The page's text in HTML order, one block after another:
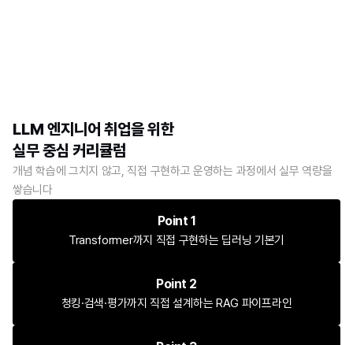
LLM 엔지니어 취업을 위한
실무 중심 커리큘럼
개념 학습에 그치지 않고, 직접 구현하고 운영하는 과정에서 실무 역량을
쌓습니다
Point 1
Transformer까지 직접 구현하는 딥러닝 기본기
Point 2
청킹·검색·평가까지 직접 설계하는 RAG 파이프라인